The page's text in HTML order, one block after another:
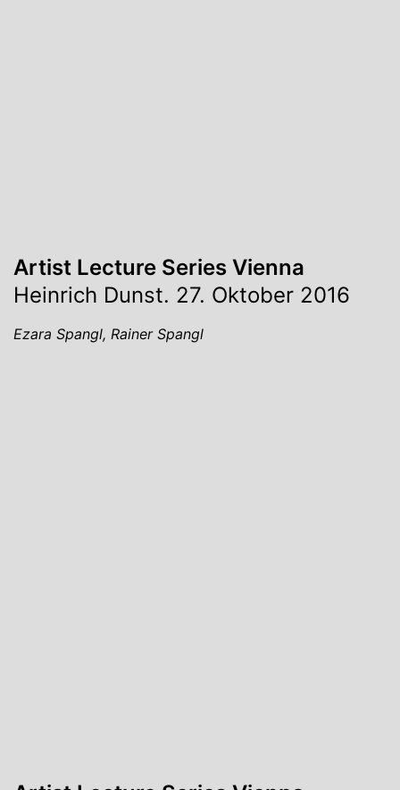
Artist Lecture Series Vienna
Heinrich Dunst. 27. Oktober 2016
Ezara Spangl, Rainer Spangl